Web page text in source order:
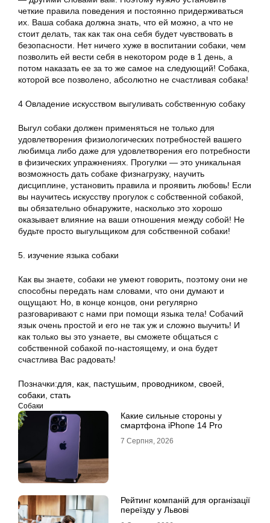
четкие правила поведения и постоянно придерживаться
их. Ваша собака должна знать, что ей можно, а что не
стоит делать, так как так она себя будет чувствовать в
безопасности. Нет ничего хуже в воспитании собаки, чем
позволить ей вести себя в некотором роде в 1 день, а
потом наказать ее за то же самое на следующий! Собака,
которой все позволено, абсолютно не счастливая собака!
4 Овладение искусством выгуливать собственную собаку
Выгул собаки должен применяться не только для
удовлетворения физиологических потребностей вашего
любимца либо даже для удовлетворения его потребности
в физических упражнениях. Прогулки — это уникальная
возможность дать собаке физнагрузку, научить
дисциплине, установить правила и проявить любовь! Если
вы научитесь искусству прогулок с собственной собакой,
вы обязательно обнаружите, насколько это хорошо
оказывает влияние на ваши отношения между собой! Не
будьте просто выгульщиком для собственной собаки!
5. изучение языка собаки
Как вы знаете, собаки не умеют говорить, поэтому они не
способны передать нам словами, что они думают и
ощущают. Но, в конце концов, они регулярно
разговаривают с нами при помощи языка тела! Собачий
язык очень простой и его не так уж и сложно выучить! И
как только вы это узнаете, вы сможете общаться с
собственной собакой по-настоящему, и она будет
счастлива Вас радовать!
Позначки:для как пастушьим проводником своей
собаки стать
Собаки
Какие сильные стороны у
смартфона iPhone 14 Pro
7 Серпня, 2026
Рейтинг компаній для організації
переїзду у Львові